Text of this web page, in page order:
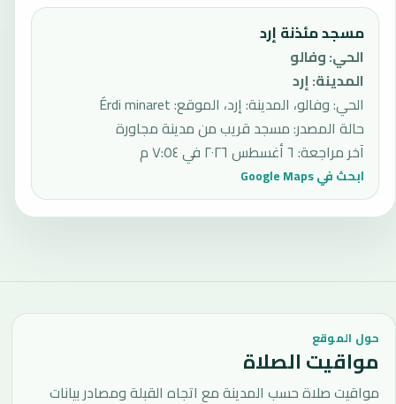
مسجد مئذنة إرد
الحي:وفالو
المدينة:إرد
الحي: وفالو، المدينة: إرد، الموقع: Érdi minaret
حالة المصدر:مسجد قريب من مدينة مجاورة
آخر مراجعة: ٦ أغسطس ٢٠٢٦ في ٧:٥٤ م
ابحث في Google Maps
حول الموقع
مواقيت الصلاة
مواقيت صلاة حسب المدينة مع اتجاه القبلة ومصادر بيانات